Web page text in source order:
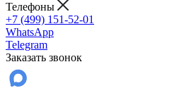
Телефоны
+7 (499) 151-52-01
WhatsApp
Telegram
Заказать звонок